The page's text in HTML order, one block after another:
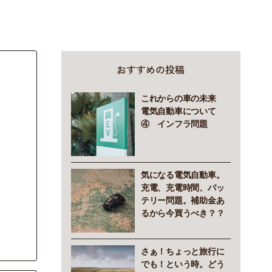
おすすめの投稿
これからの車の未来
電気自動車について
④ インフラ問題
気になる電気自動車。
充電、充電時間、バッ
テリー問題。補助金あ
るから今買うべき？？
さぁ！ちょっと旅行に
でも！という時。どう